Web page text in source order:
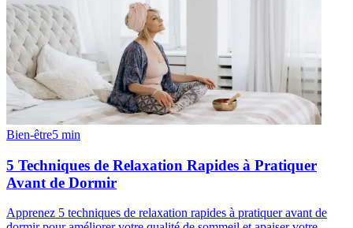
Bien-être5 min
5 Techniques de Relaxation Rapides à Pratiquer
Avant de Dormir
Apprenez 5 techniques de relaxation rapides à pratiquer avant de